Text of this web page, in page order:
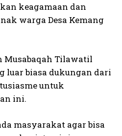
keagamaan dan
warga Desa Kemang
Musabaqah Tilawatil
luar biasa dukungan dari
untuk
ini.
masyarakat agar bisa